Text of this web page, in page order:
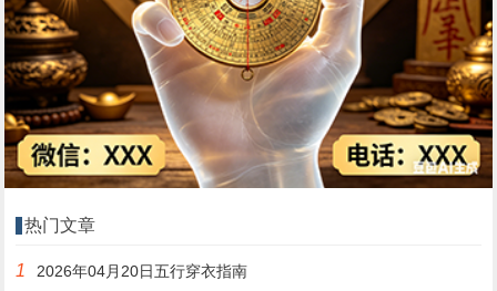
热门文章
1 2026年04月20日五行穿衣指南